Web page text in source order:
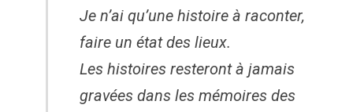
Je n’ai qu’une histoire à raconter,
faire un état des lieux.
Les histoires resteront à jamais
gravées dans les mémoires des